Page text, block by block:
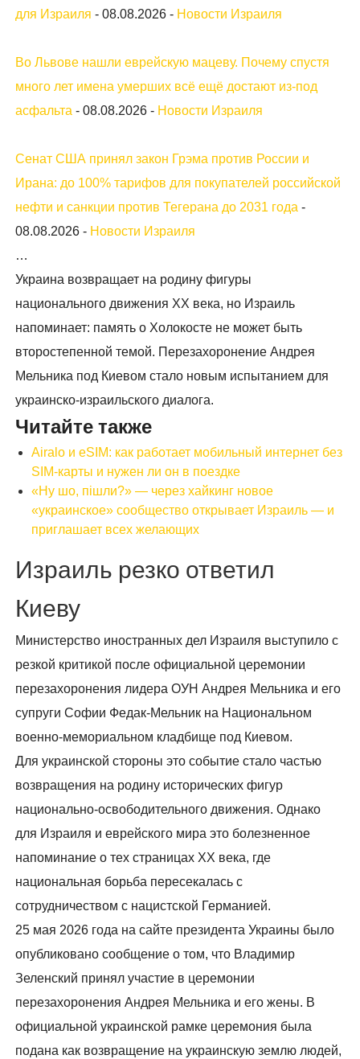
для Израиля -08.08.2026 - Новости Израиля
Во Львове нашли еврейскую мацеву. Почему спустя
много лет имена умерших всё ещё достают из-под
асфальта -08.08.2026 - Новости Израиля
Сенат США принял закон Грэма против России и
Ирана: до 100% тарифов для покупателей российской
нефти и санкции против Тегерана до 2031 года -
08.08.2026 - Новости Израиля
…
Украина возвращает на родину фигуры
национального движения XX века, но Израиль
напоминает: память о Холокосте не может быть
второстепенной темой. Перезахоронение Андрея
Мельника под Киевом стало новым испытанием для
украинско-израильского диалога.
Читайте также
Airalo и eSIM: как работает мобильный интернет без
SIM-карты и нужен ли он в поездке
«Ну шо, пішли?» — через хайкинг новое
«украинское» сообщество открывает Израиль — и
приглашает всех желающих
Израиль резко ответил
Киеву
Министерство иностранных дел Израиля выступило с
резкой критикой после официальной церемонии
перезахоронения лидера ОУН Андрея Мельника и его
супруги Софии Федак-Мельник на Национальном
военно-мемориальном кладбище под Киевом.
Для украинской стороны это событие стало частью
возвращения на родину исторических фигур
национально-освободительного движения. Однако
для Израиля и еврейского мира это болезненное
напоминание о тех страницах XX века, где
национальная борьба пересекалась с
сотрудничеством с нацистской Германией.
25 мая 2026 года на сайте президента Украины было
опубликовано сообщение о том, что Владимир
Зеленский принял участие в церемонии
перезахоронения Андрея Мельника и его жены. В
официальной украинской рамке церемония была
подана как возвращение на украинскую землю людей,